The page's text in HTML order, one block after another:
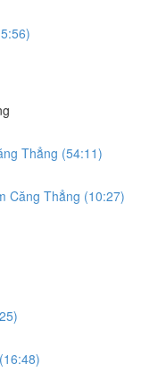
Thẳng (54:11)
Căng Thẳng (10:27)